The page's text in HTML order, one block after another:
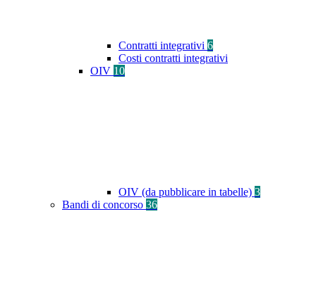
Contratti integrativi 6
Costi contratti integrativi
OIV 10
OIV (da pubblicare in tabelle) 3
Bandi di concorso 36